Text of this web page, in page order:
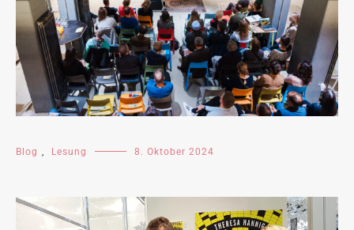
Blog Lesung 8. Oktober 2024